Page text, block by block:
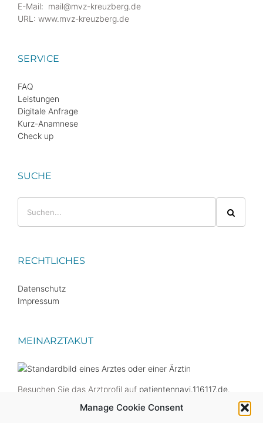
Manage Cookie Consent
E-Mail: mail@mvz-kreuzberg.de
URL: www.mvz-kreuzberg.de
SERVICE
FAQ
Leistungen
Digitale Anfrage
Kurz-Anamnese
Check up
SUCHE
nach:
RECHTLICHES
Datenschutz
Impressum
MEINARZTAKUT
Besuchen Sie das Arztprofil auf patientennavi.116117.de.